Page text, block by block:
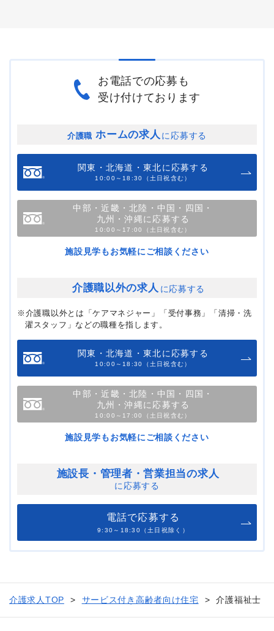
お電話での応募も
受け付けております
介護職 ホームの求人 に応募する
関東・北海道・東北に応募する
10:00～18:30（土日祝含む）
中部・近畿・北陸・中国・四国・
九州・沖縄に応募する
10:00～17:00（土日祝含む）
施設見学もお気軽にご相談ください
介護職以外の求人 に応募する
※介護職以外とは「ケアマネジャー」「受付事務」「清掃・洗
濯スタッフ」などの職種を指します。
関東・北海道・東北に応募する
10:00～18:30（土日祝含む）
中部・近畿・北陸・中国・四国・
九州・沖縄に応募する
10:00～17:00（土日祝含む）
施設見学もお気軽にご相談ください
施設長・管理者・営業担当の求人
に応募する
電話で応募する
9:30～18:30（土日祝除く）
介護求人TOP サービス付き高齢者向け住宅 介護福祉士